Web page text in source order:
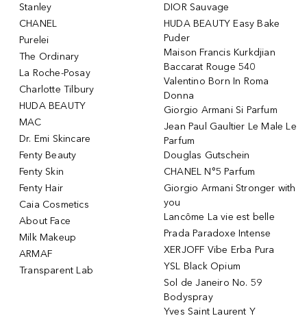
Stanley
CHANEL
Purelei
The Ordinary
La Roche-Posay
Charlotte Tilbury
HUDA BEAUTY
MAC
Dr. Emi Skincare
Fenty Beauty
Fenty Skin
Fenty Hair
Caia Cosmetics
About Face
Milk Makeup
ARMAF
Transparent Lab
DIOR Sauvage
HUDA BEAUTY Easy Bake
Puder
Maison Francis Kurkdjian
Baccarat Rouge 540
Valentino Born In Roma
Donna
Giorgio Armani Si Parfum
Jean Paul Gaultier Le Male Le
Parfum
Douglas Gutschein
CHANEL N°5 Parfum
Giorgio Armani Stronger with
you
Lancôme La vie est belle
Prada Paradoxe Intense
XERJOFF Vibe Erba Pura
YSL Black Opium
Sol de Janeiro No. 59
Bodyspray
Yves Saint Laurent Y